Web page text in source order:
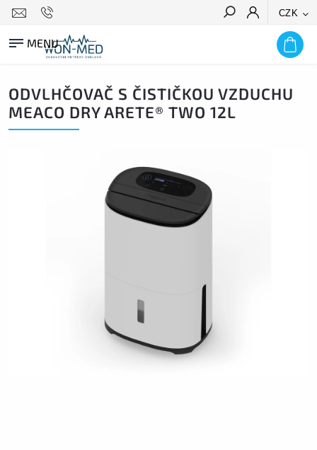
CZK
HLEDAT
ODVLHČOVAČ S ČISTIČKOU VZDUCHU
MEACO DRY ARETE® TWO 12L